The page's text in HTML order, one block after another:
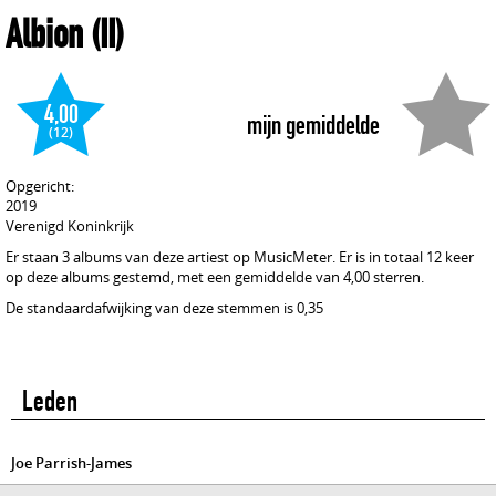
Albion (II)
mijn gemiddelde
4,00
(12)
Opgericht:
2019
Verenigd Koninkrijk
Er staan 3 albums van deze artiest op MusicMeter. Er is in totaal 12 keer
op deze albums gestemd, met een gemiddelde van 4,00 sterren.
De standaardafwijking van deze stemmen is 0,35
Leden
Joe Parrish-James